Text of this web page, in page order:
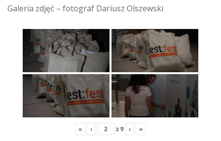
Galeria zdjęć – fotograf Dariusz Olszewski
« ‹ z9 › »